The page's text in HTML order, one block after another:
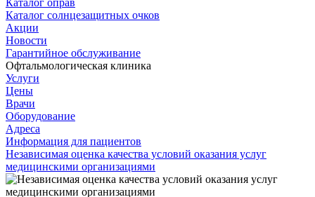
Каталог солнцезащитных очков
Акции
Новости
Гарантийное обслуживание
Офтальмологическая клиника
Услуги
Цены
Врачи
Оборудование
Адреса
Информация для пациентов
Независимая оценка качества условий оказания услуг
медицинскими организациями